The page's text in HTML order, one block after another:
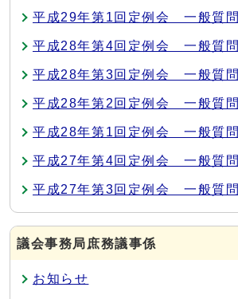
平成29年第1回定例会 一般質問
平成28年第4回定例会 一般質問
平成28年第3回定例会 一般質問
平成28年第2回定例会 一般質問
平成28年第1回定例会 一般質問
平成27年第4回定例会 一般質問
平成27年第3回定例会 一般質問
議会事務局庶務議事係
お知らせ